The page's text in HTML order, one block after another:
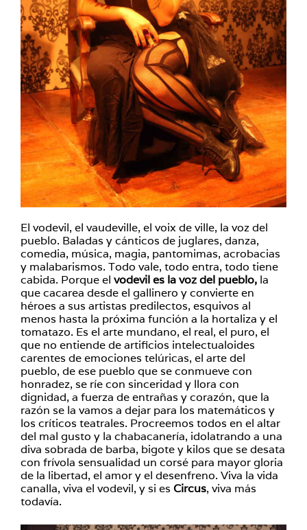
El vodevil, el vaudeville, el voix de ville, la voz del
pueblo. Baladas y cánticos de juglares, danza,
comedia, música, magia, pantomimas, acrobacias
y malabarismos. Todo vale, todo entra, todo tiene
cabida. Porque el vodevil es la voz del pueblo, la
que cacarea desde el gallinero y convierte en
héroes a sus artistas predilectos, esquivos al
menos hasta la próxima función a la hortaliza y el
tomatazo. Es el arte mundano, el real, el puro, el
que no entiende de artificios intelectualoides
carentes de emociones telúricas, el arte del
pueblo, de ese pueblo que se conmueve con
honradez, se ríe con sinceridad y llora con
dignidad, a fuerza de entrañas y corazón, que la
razón se la vamos a dejar para los matemáticos y
los críticos teatrales. Procreemos todos en el altar
del mal gusto y la chabacanería, idolatrando a una
diva sobrada de barba, bigote y kilos que se desata
con frívola sensualidad un corsé para mayor gloria
de la libertad, el amor y el desenfreno. Viva la vida
canalla, viva el vodevil, y si es Circus, viva más
todavía.